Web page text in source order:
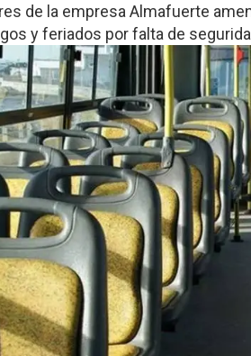
de la empresa Almafuerte
y feriados por falta de